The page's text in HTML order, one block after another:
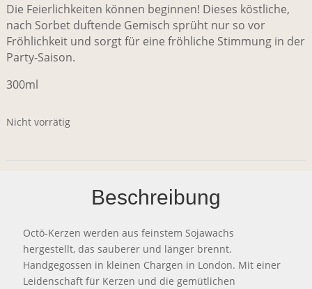
Die Feierlichkeiten können beginnen! Dieses köstliche,
nach Sorbet duftende Gemisch sprüht nur so vor
Fröhlichkeit und sorgt für eine fröhliche Stimmung in der
Party-Saison.
300ml
Nicht vorrätig
Beschreibung
Octō-Kerzen werden aus feinstem Sojawachs
hergestellt, das sauberer und länger brennt.
Handgegossen in kleinen Chargen in London. Mit einer
Leidenschaft für Kerzen und die gemütlichen